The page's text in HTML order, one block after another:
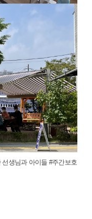
생님과 아이들 #주간보호